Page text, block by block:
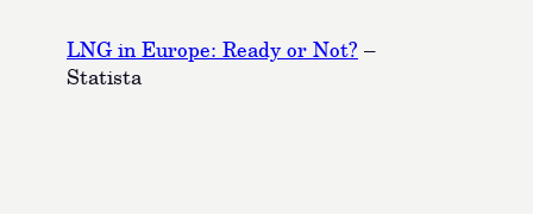
LNG in Europe: Ready or Not? –
Statista